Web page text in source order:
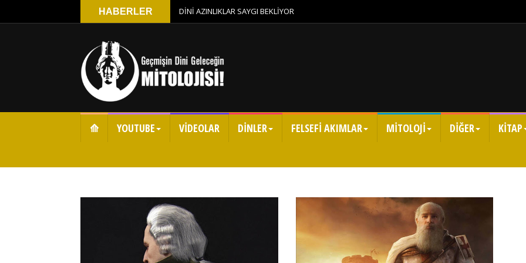
HABERLER DİNİ AZINLIKLAR SAYGI BEKLİYOR
⟰ YOUTUBE VİDEOLAR DİNLER FELSEFİ AKIMLAR MİTOLOJİ DİĞER KİTAP